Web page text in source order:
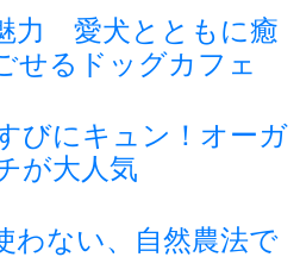
力 愛犬とともに癒
せるドッグカフェ
びにキュン！オーガ
が大人気
わない、自然農法で